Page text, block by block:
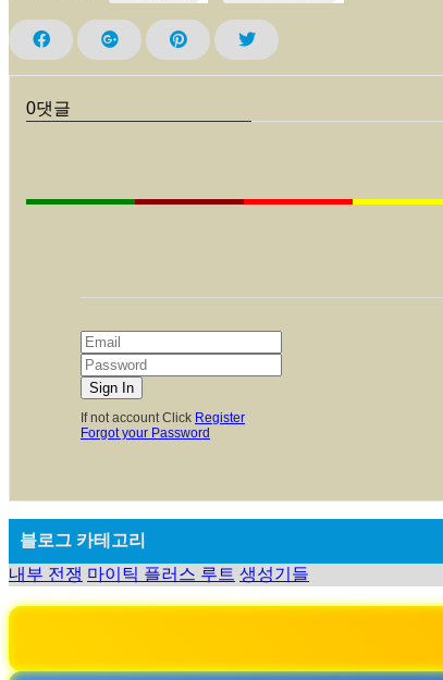
0댓글
If not account Click Register
Forgot your Password
블로그 카테고리
내부 전쟁 마이틱 플러스 루트 생성기들